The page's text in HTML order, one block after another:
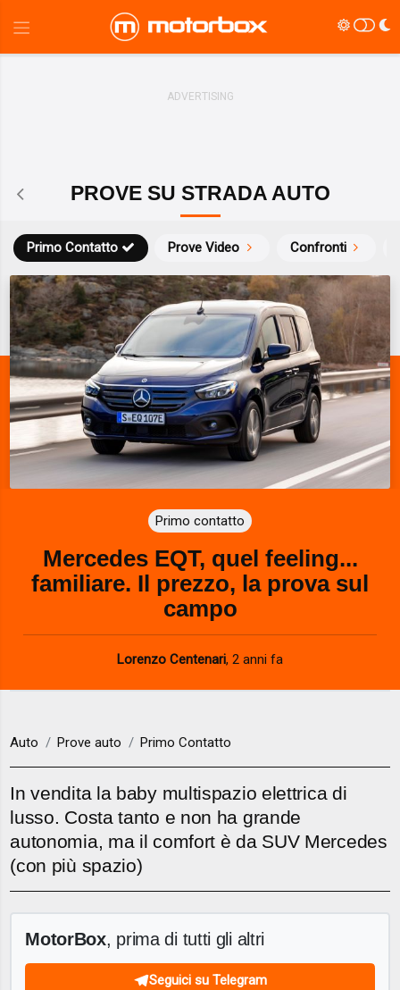
PROVE SU STRADA AUTO
Prove Video Confronti
Primo Contatto
Primo contatto
Mercedes EQT, quel feeling...
familiare. Il prezzo, la prova sul
campo
Lorenzo Centenari, 2 anni fa
Auto Prove auto Primo Contatto
In vendita la baby multispazio elettrica di
lusso. Costa tanto e non ha grande
autonomia, ma il comfort è da SUV Mercedes
(con più spazio)
MotorBox, prima di tutti gli altri
Seguici su Telegram